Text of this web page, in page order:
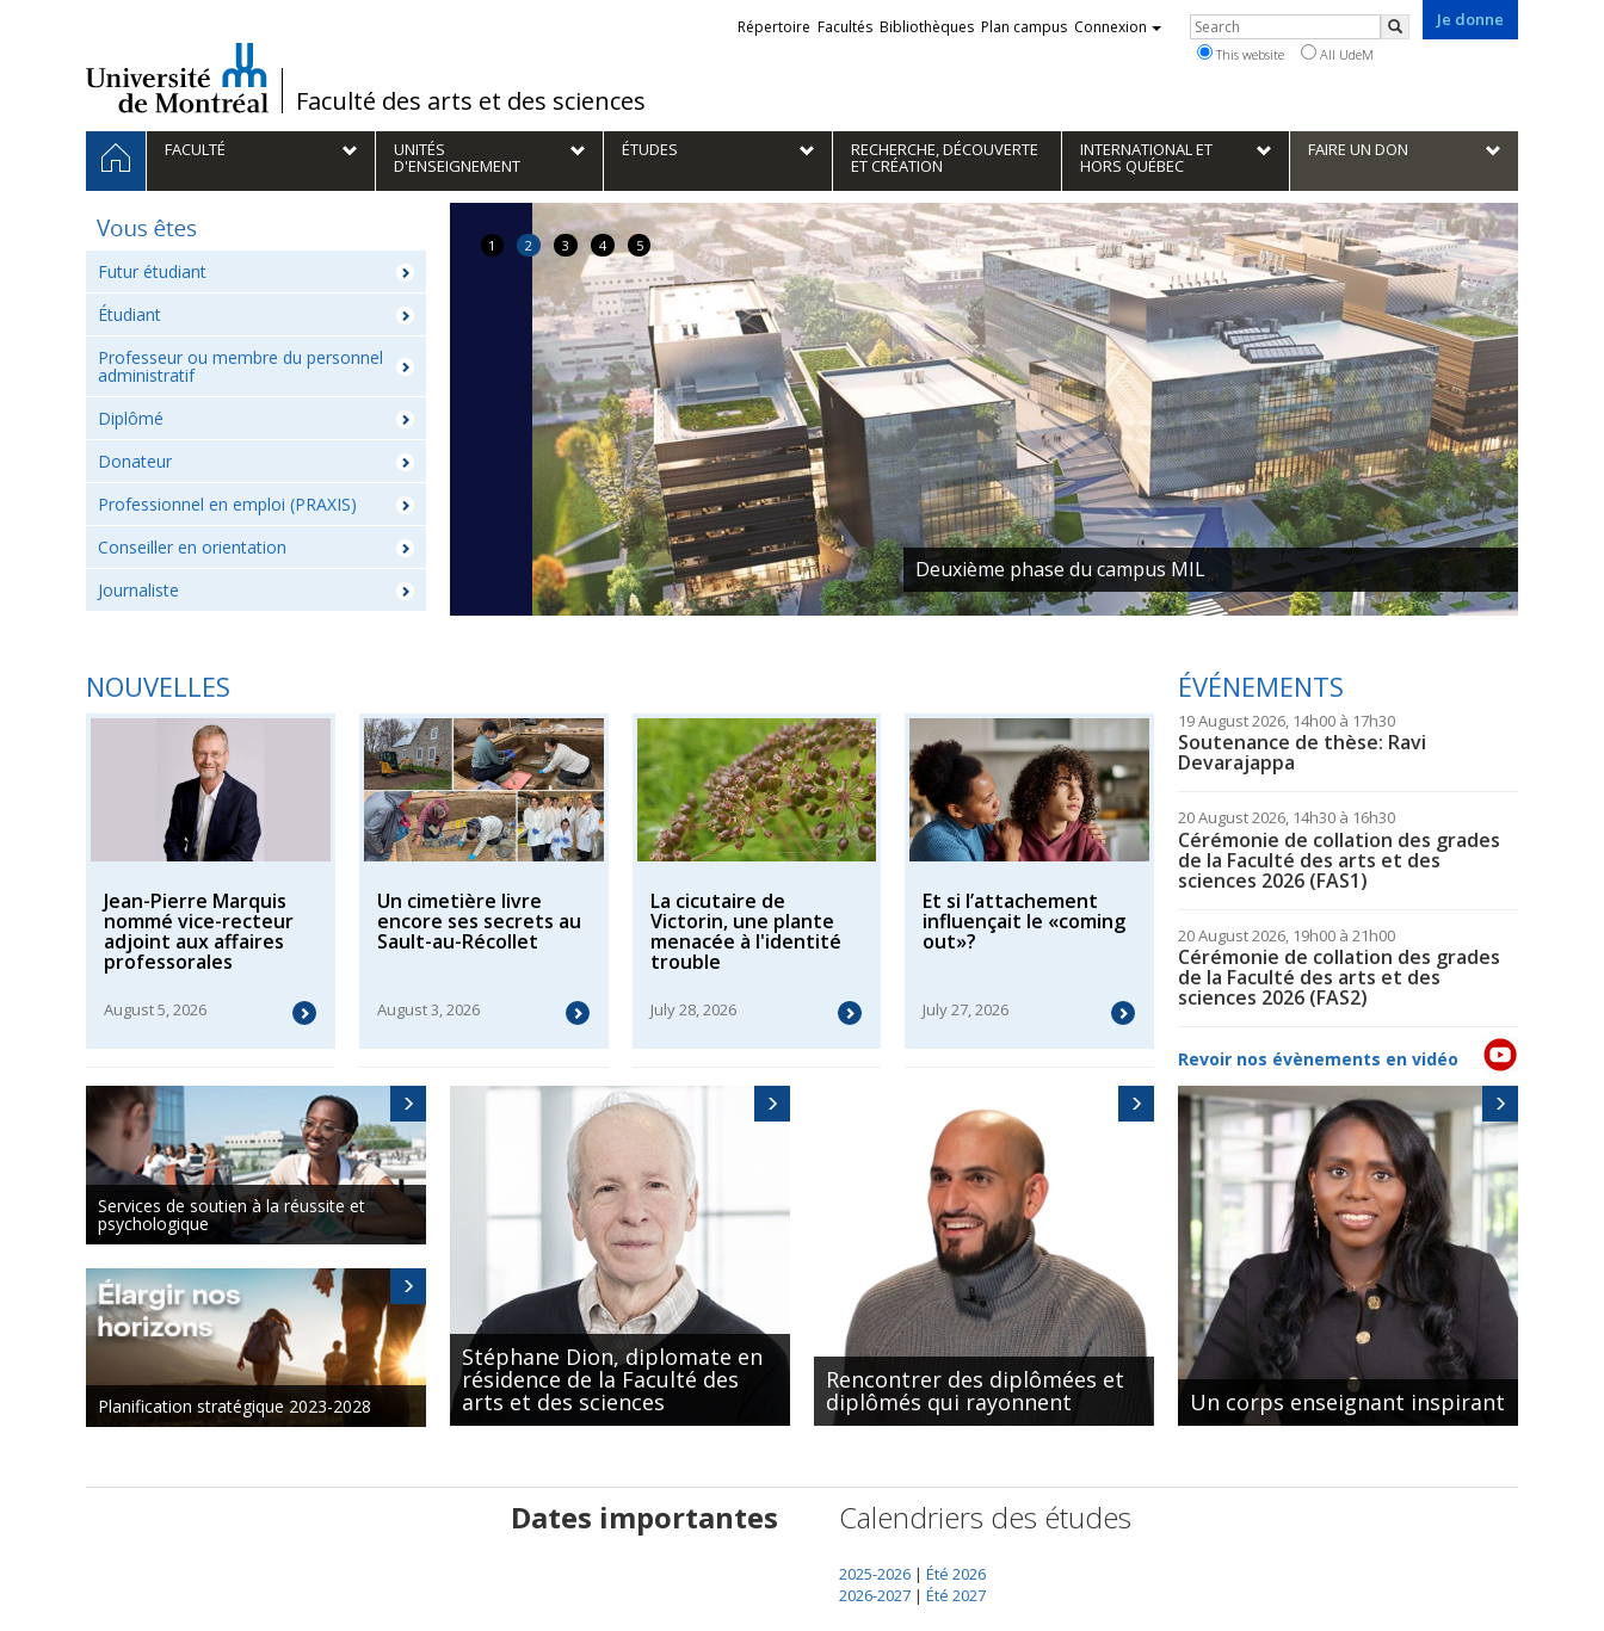
/Faculté des arts et des sciences
Je donne
Liens
externes
Répertoire Facultés Bibliothèques Plan campus Connexion Rechercher
Search
This website All UdeM
Navigation
principale
HOMEFACULTÉ UNITÉS
D'ENSEIGNEMENT
ÉTUDES RECHERCHE, DÉCOUVERTE
ET CRÉATION
INTERNATIONAL ET
HORS QUÉBEC
FAIRE UN DON
Futur étudiant
Étudiant
Professeur ou membre du personnel
administratif
Diplômé
Donateur
Professionnel en emploi (PRAXIS)
Conseiller en orientation
Journaliste
Deuxième phase du campus MIL
1 2 3 4 5
NOUVELLES
Jean-Pierre Marquis
nommé vice-recteur
adjoint aux affaires
professorales
August 5, 2026
Un cimetière livre
encore ses secrets au
Sault-au-Récollet
August 3, 2026
La cicutaire de
Victorin, une plante
menacée à l'identité
trouble
July 28, 2026
Et si l’attachement
influençait le «coming
out»?
July 27, 2026
ÉVÉNEMENTS
19 August 2026, 14h00 à 17h30
Soutenance de thèse: Ravi
Devarajappa
20 August 2026, 14h30 à 16h30
Cérémonie de collation des grades
de la Faculté des arts et des
sciences 2026 (FAS1)
20 August 2026, 19h00 à 21h00
Cérémonie de collation des grades
de la Faculté des arts et des
sciences 2026 (FAS2)
Revoir nos évènements en vidéo
Services de soutien à la réussite et
psychologique
Planification stratégique 2023-2028
Stéphane Dion, diplomate en
résidence de la Faculté des
arts et des sciences
Rencontrer des diplômées et
diplômés qui rayonnent Un corps enseignant inspirant
Dates importantes Calendriers des études
2025-2026 | Été 2026
2026-2027 | Été 2027